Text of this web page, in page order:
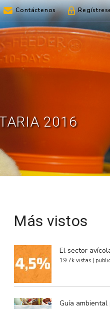
Contáctenos
2016
Más vistos
El sector
19.7k vistas
Guía